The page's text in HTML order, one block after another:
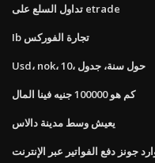
تداول السلع على etrade
Ib تجارة الفوركس
Usd، nok، 10، حول سنة، جدول
كم هو 100000 جنيه فينا المال
يعيش وسط مدينة دالاس
جونز دفع الفواتير عبر الإنترنت